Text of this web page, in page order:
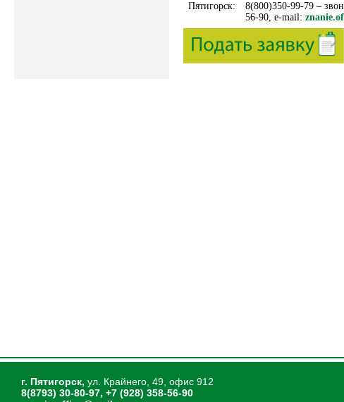
Пятигорск:
8(800)350-99-79 –
56-90, e-mail:
г. Пятигорск, ул. Крайнего, 49, офис 912
8(8793) 30-80-97, +7 (928) 358-56-90